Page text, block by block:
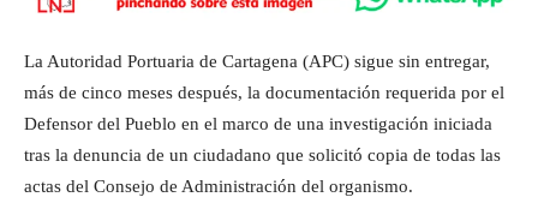
La Autoridad Portuaria de Cartagena (APC) sigue sin entregar,
más de cinco meses después, la documentación requerida por el
Defensor del Pueblo en el marco de una investigación iniciada
tras la denuncia de un ciudadano que solicitó copia de todas las
actas del Consejo de Administración del organismo.